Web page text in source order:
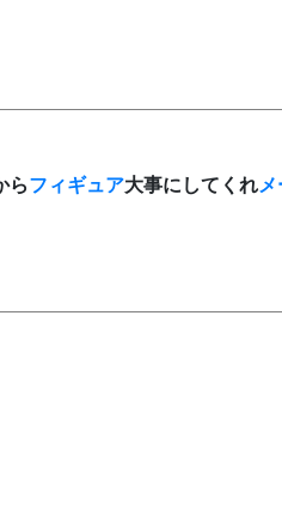
らフィギュア大事にしてくれ